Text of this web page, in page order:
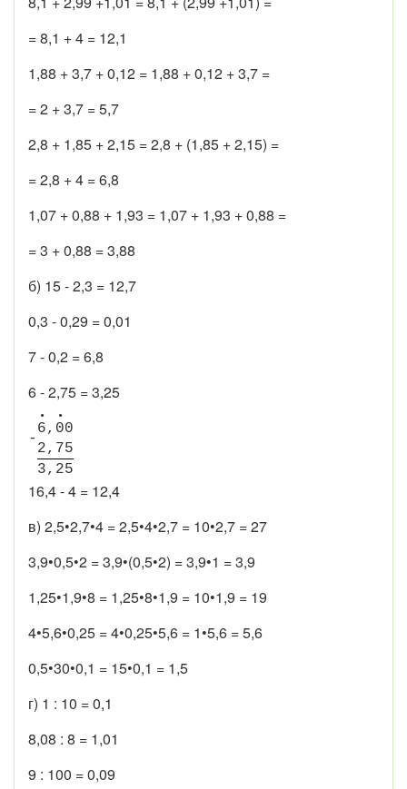
= 8,1 + 4 = 12,1
1,88 + 3,7 + 0,12 = 1,88 + 0,12 + 3,7 =
= 2 + 3,7 = 5,7
2,8 + 1,85 + 2,15 = 2,8 + (1,85 + 2,15) =
= 2,8 + 4 = 6,8
1,07 + 0,88 + 1,93 = 1,07 + 1,93 + 0,88 =
= 3 + 0,88 = 3,88
б) 15 - 2,3 = 12,7
0,3 - 0,29 = 0,01
7 - 0,2 = 6,8
6 - 2,75 = 3,25
• •
-
6, 00
2, 75
3, 25
16,4 - 4 = 12,4
в) 2,5•2,7•4 = 2,5•4•2,7 = 10•2,7 = 27
3,9•0,5•2 = 3,9•(0,5•2) = 3,9•1 = 3,9
1,25•1,9•8 = 1,25•8•1,9 = 10•1,9 = 19
4•5,6•0,25 = 4•0,25•5,6 = 1•5,6 = 5,6
0,5•30•0,1 = 15•0,1 = 1,5
г) 1 : 10 = 0,1
8,08 : 8 = 1,01
9 : 100 = 0,09